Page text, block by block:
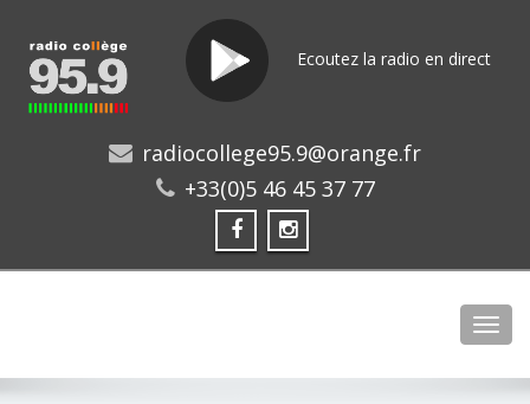
Ecoutez la radio en direct
radiocollege95.9@orange.fr
+33(0)5 46 45 37 77